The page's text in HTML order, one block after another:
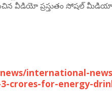
వీడియో ప్రస్తుతం సోషల్
international-
crores-for-energy-